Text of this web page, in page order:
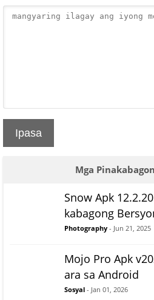
Ipasa
Mga
Snow Apk
kabagong
Photography - Jun 21, 2025
Mojo Pro Apk
ara sa Android
Sosyal - Jan 01, 2026